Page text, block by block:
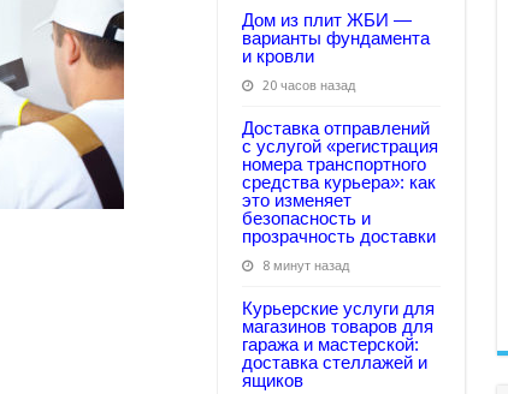
Дом из плит ЖБИ —
варианты фундамента
и кровли
20 часов назад
Доставка отправлений
с услугой «регистрация
номера транспортного
средства курьера»: как
это изменяет
безопасность и
прозрачность доставки
8 минут назад
Курьерские услуги для
магазинов товаров для
гаража и мастерской:
доставка стеллажей и
ящиков